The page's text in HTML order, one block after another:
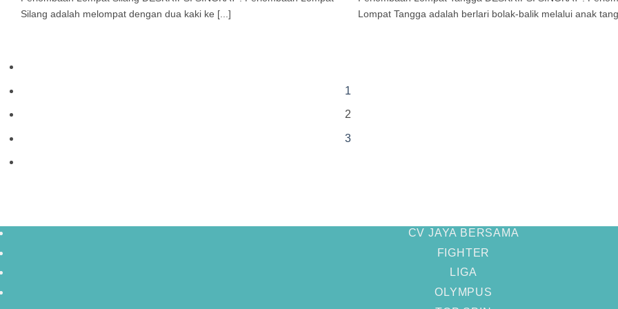
Silang adalah melompat dengan dua kaki ke [...]
Lompat Tangga adalah berlari bolak-balik melalui anak
1
2
3
CV JAYA BERSAMA
FIGHTER
LIGA
OLYMPUS